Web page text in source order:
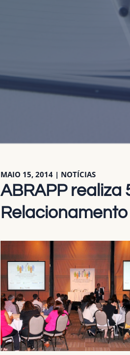
ABRAPP realiza
MAIO 15, 2014 | NOTÍCIAS